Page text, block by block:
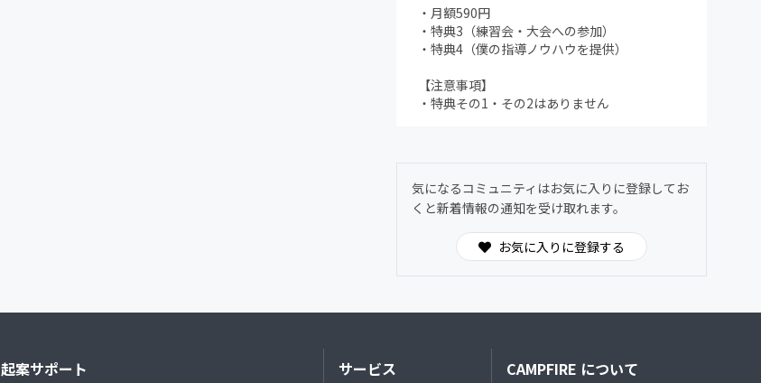
・月額590円
・特典3（練習会・大会への参加）
・特典4（僕の指導ノウハウを提供）
【注意事項】
・特典その1・その2はありません
気になるコミュニティはお気に入りに登録してお
くと新着情報の通知を受け取れます。
お気に入りに登録する
起案サポート サービス CAMPFIRE について